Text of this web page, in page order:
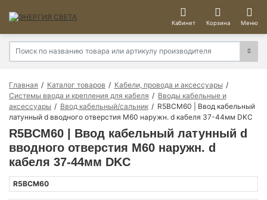
Кабинет Корзина Меню
Главная Каталог товаров
Кабели, провода и аксессуары
Системы ввода и крепления для кабеля
Вводы кабельные и
аксессуары
Ввод кабельный/сальник
R5BCM60 | Ввод кабельный
латунный d вводного отверстия М60 наружн. d кабеля 37-44мм DKC
R5BCM60 | Ввод кабельный латунный d
вводного отверстия М60 наружн. d
кабеля 37-44мм DKC
R5BCM60